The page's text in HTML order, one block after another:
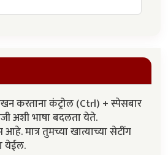
करताना कंट्रोल (Ctrl) + स्पेसबार
अशी भाषा बदलता येते.
मात्र तुमच्या खात्याच्या सेटींग
येईल.